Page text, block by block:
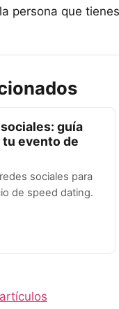
la persona que
guía
evento de
sociales para
de speed dating.